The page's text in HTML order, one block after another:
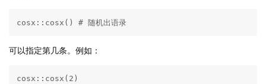
cosx::cosx() # 随机出语录
可以指定第几条。例如：
cosx::cosx(2)